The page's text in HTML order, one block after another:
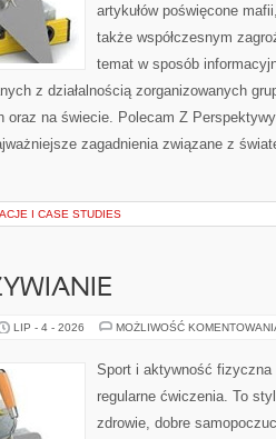
artykułów poświęcone
także współczesnym
temat w sposób
z działalnością zorganizowanych
oraz na świecie. Polecam Z
zagadnienia związane z
I CASE STUDIES
LIP - 4 - 2026 MOŻLIWOŚĆ
Sport i aktywność
regularne ćwiczenia. To
zdrowie, dobre